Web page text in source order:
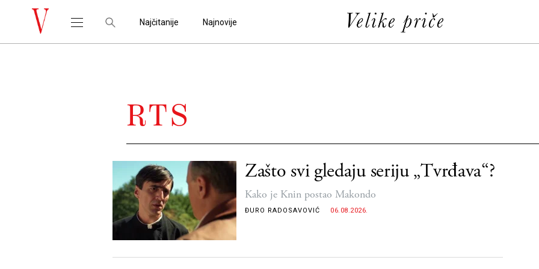
Najčitanije Najnovije
RTS
Zašto svi gledaju seriju „Tvrđava“?
Kako je Knin postao Makondo
ĐURO RADOSAVOVIĆ 06.08.2026.